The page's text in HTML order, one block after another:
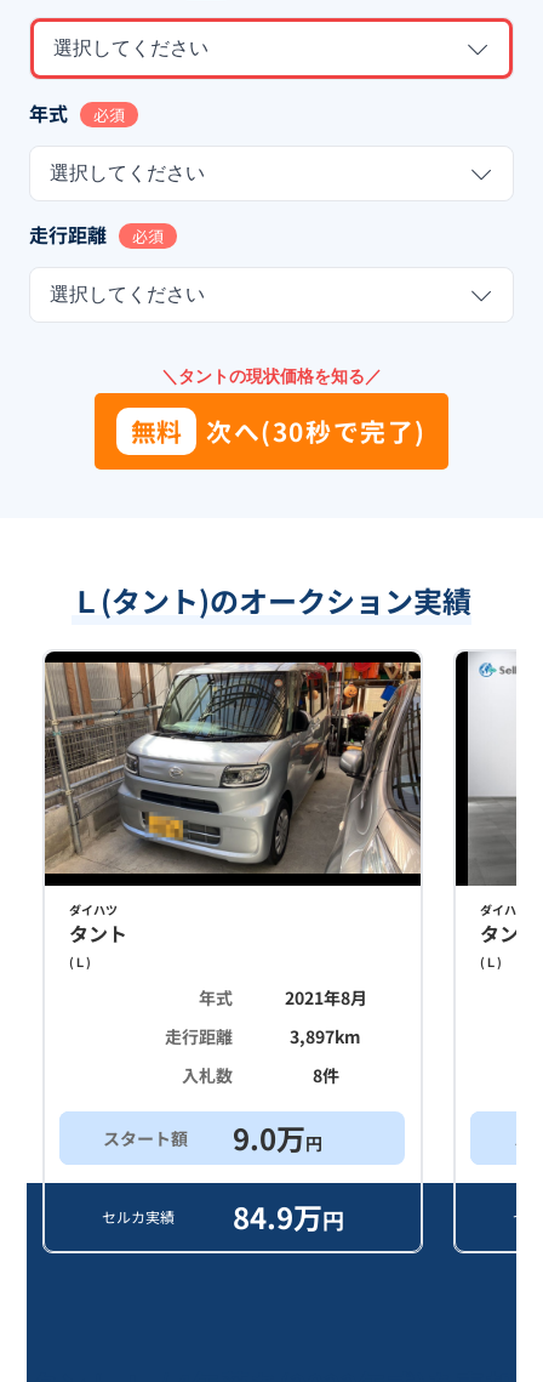
選択してください
年式 必須
選択してください
走行距離 必須
選択してください
＼タントの現状価格を知る／
無料 次へ(30秒で完了)
Ｌ(タント)のオークション実績
ダイハツ
タント
( Ｌ)
年式
2021年8月
走行距離
3,897km
入札数
8件
スタート額 9.0万円
セルカ実績 84.9万円
ダイハツ
タント
( Ｌ)
セ